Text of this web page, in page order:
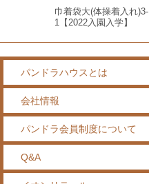
巾着袋大(体操着入れ)3-
1【2022入園入学】
パンドラハウスとは
会社情報
パンドラ会員制度について
Q&A